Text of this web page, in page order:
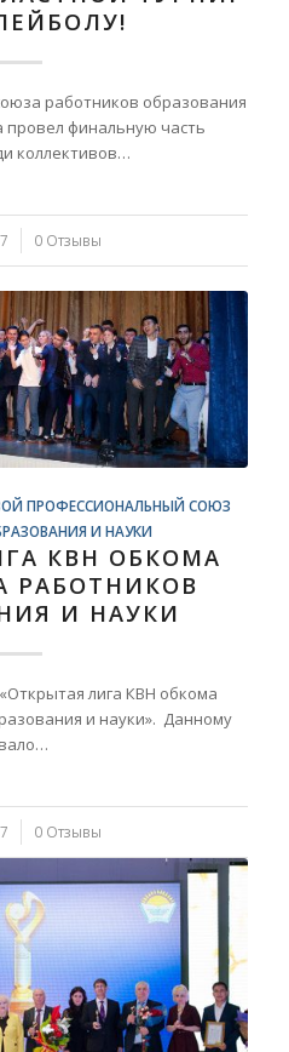
работников образования
провел финальную часть
коллективов…
0 Отзывы
ПРОФЕССИОНАЛЬНЫЙ СОЮЗ
И НАУКИ
КВН ОБКОМА
РАБОТНИКОВ
И НАУКИ
лига КВН обкома
и науки». Данному
0 Отзывы